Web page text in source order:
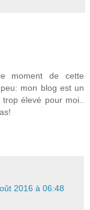
moment de cette
mon blog est un
élevé pour moi..
2016 à 06:48